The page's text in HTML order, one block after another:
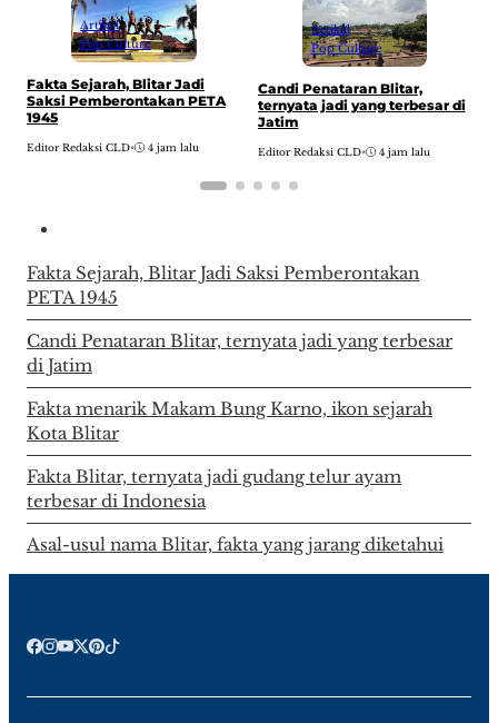
Artikel
Pop Culture
Fakta Sejarah, Blitar Jadi
Saksi Pemberontakan PETA
1945
Editor Redaksi CLD• 4 jam lalu
Artikel
Pop Culture
Candi Penataran Blitar,
ternyata jadi yang terbesar di
Jatim
Editor Redaksi CLD• 4 jam lalu
Fakta Sejarah, Blitar Jadi Saksi Pemberontakan
PETA 1945
Candi Penataran Blitar, ternyata jadi yang terbesar
di Jatim
Fakta menarik Makam Bung Karno, ikon sejarah
Kota Blitar
Fakta Blitar, ternyata jadi gudang telur ayam
terbesar di Indonesia
Asal-usul nama Blitar, fakta yang jarang diketahui